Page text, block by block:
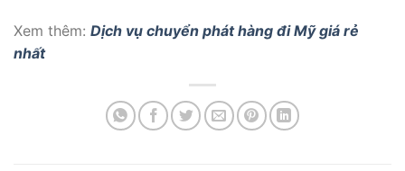
Xem thêm: Dịch vụ chuyển phát hàng đi Mỹ giá rẻ
nhất